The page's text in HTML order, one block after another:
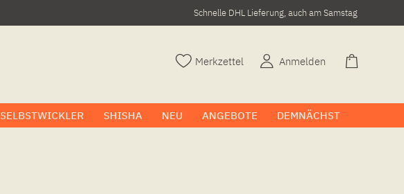
Schnelle DHL Lieferung, auch am Samstag
Merkzettel Anmelden
SELBSTWICKLER SHISHA NEU ANGEBOTE DEMNÄCHST